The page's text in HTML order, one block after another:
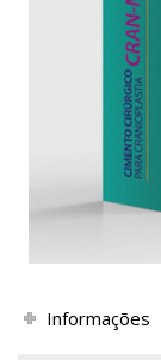
Informações